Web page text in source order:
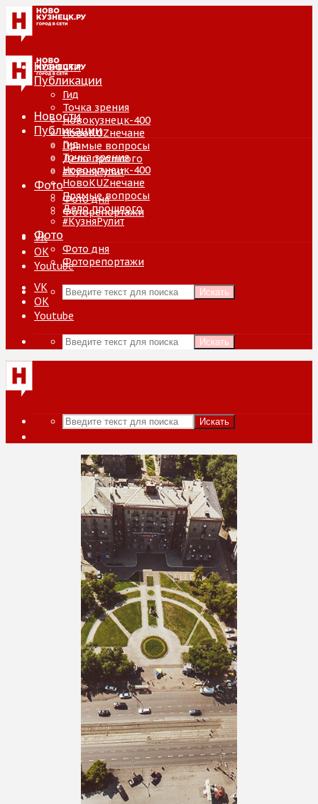
Новости
Публикации
Гид
Точка зрения
Новокузнецк-400
НовоKUZнечане
Прямые вопросы
Дело прошлого
#КузняРулит
Фото
Фото дня
Фоторепортажи
VK
ОК
Youtube
Искать
Новости
Публикации
Гид
Точка зрения
Новокузнецк-400
НовоKUZнечане
Прямые вопросы
Дело прошлого
#КузняРулит
Фото
Фото дня
Фоторепортажи
VK
ОК
Youtube
Искать
Искать